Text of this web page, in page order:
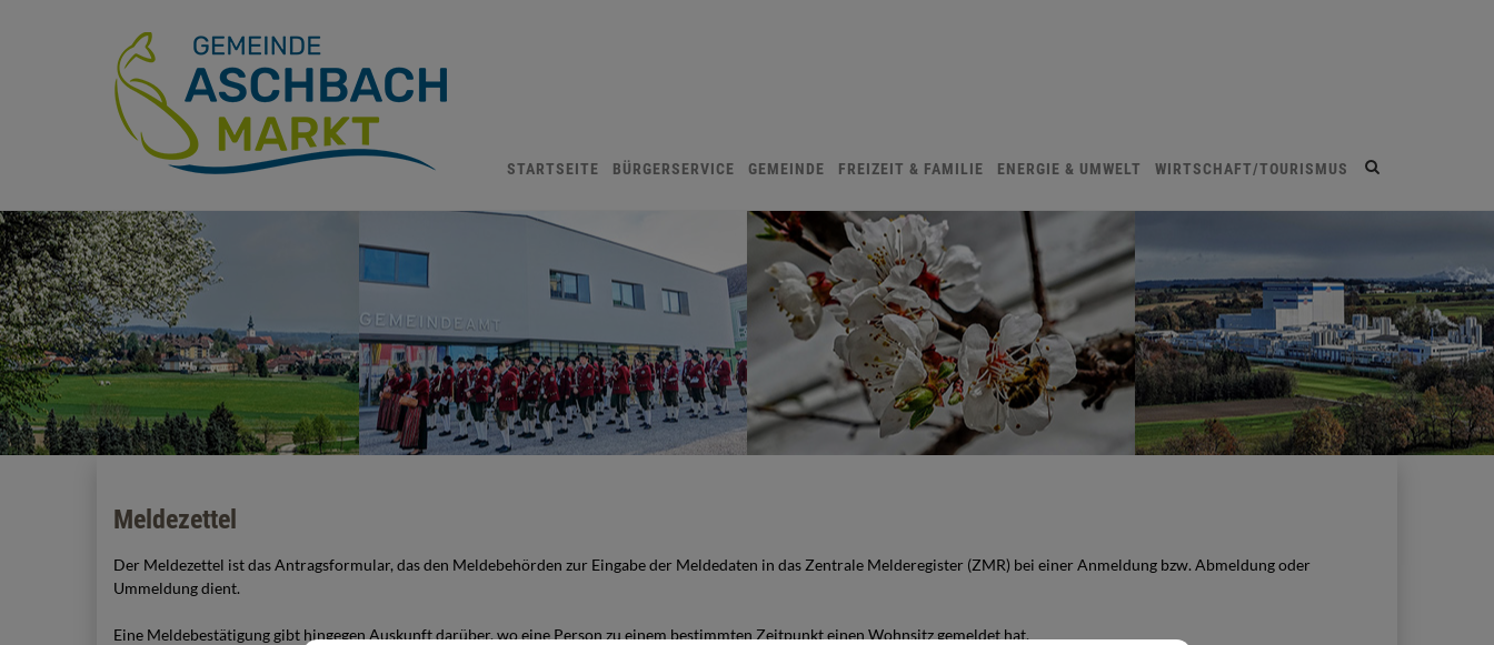
Site
toggle
STARTSEITE BÜRGERSERVICE GEMEINDE FREIZEIT & FAMILIE ENERGIE & UMWELT WIRTSCHAFT/TOURISMUS
Meldezettel
Der Meldezettel ist das Antragsformular, das den Meldebehörden zur Eingabe der Meldedaten in das Zentrale Melderegister (ZMR) bei einer Anmeldung bzw. Abmeldung oder
Ummeldung dient.
Eine Meldebestätigung gibt hingegen Auskunft darüber, wo eine Person zu einem bestimmten Zeitpunkt einen Wohnsitz gemeldet hat.